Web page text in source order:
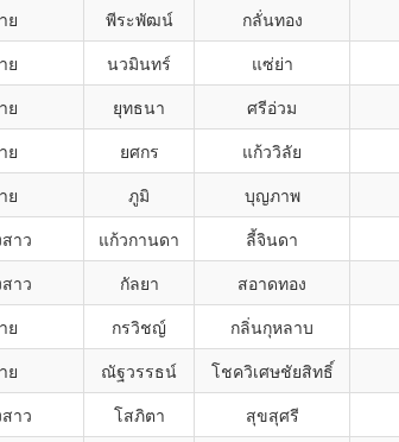
ย พีระพัฒน์ กลั่นทอง
ย นวมินทร์ แซ่ย่า
ย ยุทธนา ศรีอ่วม
ย ยศกร แก้ววิลัย
ย ภูมิ บุญภาพ
าว แก้วกานดา ลี้จินดา
าว กัลยา สอาดทอง
ย กรวิชญ์ กลิ่นกุหลาบ
ย ณัฐวรรธน์ โชควิเศษชัยสิทธิ์
าว โสภิตา สุขสุศรี